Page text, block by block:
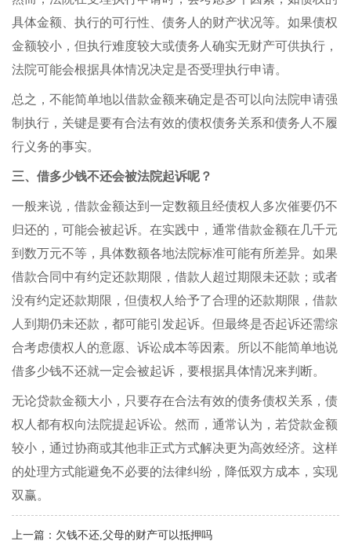
具体金额、执行的可行性、债务人的财产状况等。如果债权
金额较小，但执行难度较大或债务人确实无财产可供执行，
法院可能会根据具体情况决定是否受理执行申请。
总之，不能简单地以借款金额来确定是否可以向法院申请强
制执行，关键是要有合法有效的债权债务关系和债务人不履
行义务的事实。
三、借多少钱不还会被法院起诉呢？
一般来说，借款金额达到一定数额且经债权人多次催要仍不
归还的，可能会被起诉。在实践中，通常借款金额在几千元
到数万元不等，具体数额各地法院标准可能有所差异。如果
借款合同中有约定还款期限，借款人超过期限未还款；或者
没有约定还款期限，但债权人给予了合理的还款期限，借款
人到期仍未还款，都可能引发起诉。但最终是否起诉还需综
合考虑债权人的意愿、诉讼成本等因素。所以不能简单地说
借多少钱不还就一定会被起诉，要根据具体情况来判断。
无论贷款金额大小，只要存在合法有效的债务债权关系，债
权人都有权向法院提起诉讼。然而，通常认为，若贷款金额
较小，通过协商或其他非正式方式解决更为高效经济。这样
的处理方式能避免不必要的法律纠纷，降低双方成本，实现
双赢。
上一篇： 欠钱不还,父母的财产可以抵押吗